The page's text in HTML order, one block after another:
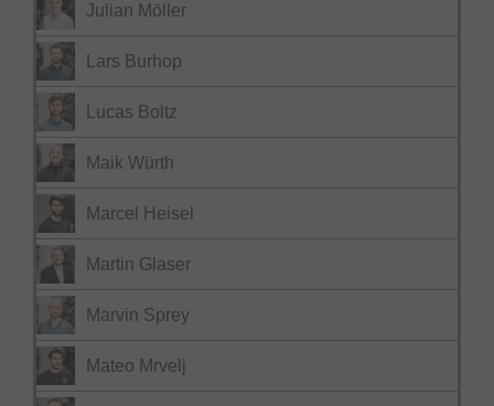
Julian Möller
Lars Burhop
Lucas Boltz
Maik Würth
Marcel Heisel
Martin Glaser
Marvin Sprey
Mateo Mrvelj